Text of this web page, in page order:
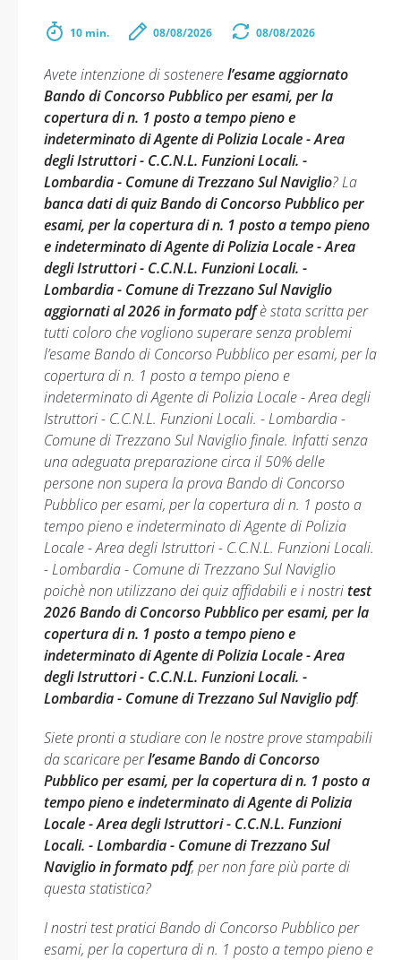
10 min. 08/08/2026 08/08/2026
Avete intenzione di sostenerel’esame aggiornato
Bando di Concorso Pubblico per esami, per la
copertura di n. 1 posto a tempo pieno e
indeterminato di Agente di Polizia Locale - Area
degli Istruttori - C.C.N.L. Funzioni Locali. -
Lombardia - Comune di Trezzano Sul Naviglio? La
banca dati di quiz Bando di Concorso Pubblico per
esami, per la copertura di n. 1 posto a tempo pieno
e indeterminato di Agente di Polizia Locale - Area
degli Istruttori - C.C.N.L. Funzioni Locali. -
Lombardia - Comune di Trezzano Sul Naviglio
aggiornati al 2026 in formato pdfè stata scritta per
tutti coloro che vogliono superare senza problemi
l’esame Bando di Concorso Pubblico per esami, per la
copertura di n. 1 posto a tempo pieno e
indeterminato di Agente di Polizia Locale - Area degli
Istruttori - C.C.N.L. Funzioni Locali. - Lombardia -
Comune di Trezzano Sul Naviglio finale. Infatti senza
una adeguata preparazione circa il 50% delle
persone non supera la prova Bando di Concorso
Pubblico per esami, per la copertura di n. 1 posto a
tempo pieno e indeterminato di Agente di Polizia
Locale - Area degli Istruttori - C.C.N.L. Funzioni Locali.
- Lombardia - Comune di Trezzano Sul Naviglio
poichè non utilizzano dei quiz affidabili e i nostri test
2026 Bando di Concorso Pubblico per esami, per la
copertura di n. 1 posto a tempo pieno e
indeterminato di Agente di Polizia Locale - Area
degli Istruttori - C.C.N.L. Funzioni Locali. -
Lombardia - Comune di Trezzano Sul Naviglio pdf.
Siete pronti a studiare con le nostre prove stampabili
da scaricare perl’esame Bando di Concorso
Pubblico per esami, per la copertura di n. 1 posto a
tempo pieno e indeterminato di Agente di Polizia
Locale - Area degli Istruttori - C.C.N.L. Funzioni
Locali. - Lombardia - Comune di Trezzano Sul
Naviglio in formato pdf, per non fare più parte di
questa statistica?
I nostri test pratici Bando di Concorso Pubblico per
esami, per la copertura di n. 1 posto a tempo pieno e